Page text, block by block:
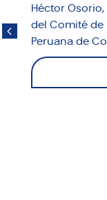
Héctor Osorio,
del Comité de
Peruana de